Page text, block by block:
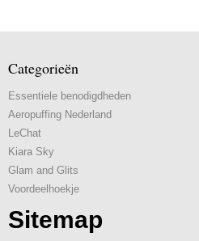
Categorieën
Essentiele benodigdheden
Aeropuffing Nederland
LeChat
Kiara Sky
Glam and Glits
Voordeelhoekje
Sitemap